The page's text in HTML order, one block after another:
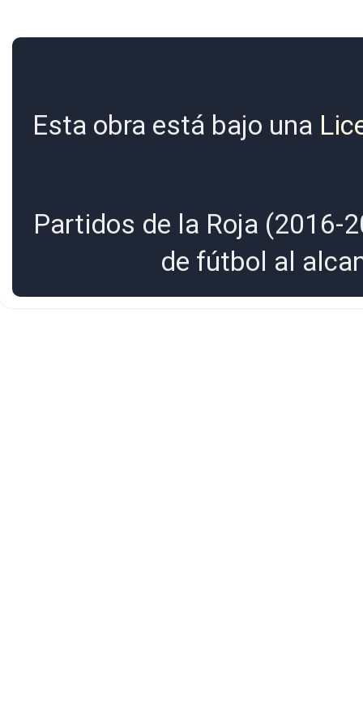
Esta obra está bajo una
Partidos de la Roja (2016-
de fútbol al